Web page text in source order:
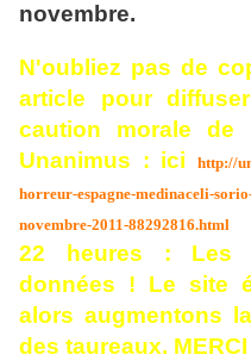
novembre.
N'oubliez pas de
article pour
caution morale
Unanimus : ici
http://
horreur-espagne-medinaceli-
novembre-2011-88292816.html
22 heures : Les
données ! Le site
alors augmentons
des taureaux. MERCI